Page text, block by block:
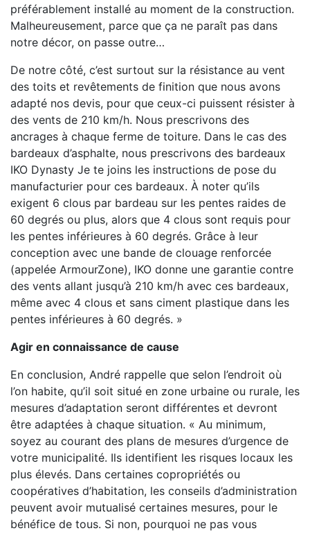
préférablement installé au moment de la construction.
Malheureusement, parce que ça ne paraît pas dans
notre décor, on passe outre…
De notre côté, c’est surtout sur la résistance au vent
des toits et revêtements de finition que nous avons
adapté nos devis, pour que ceux-ci puissent résister à
des vents de 210 km/h. Nous prescrivons des
ancrages à chaque ferme de toiture. Dans le cas des
bardeaux d’asphalte, nous prescrivons des bardeaux
IKO Dynasty Je te joins les instructions de pose du
manufacturier pour ces bardeaux. À noter qu’ils
exigent 6 clous par bardeau sur les pentes raides de
60 degrés ou plus, alors que 4 clous sont requis pour
les pentes inférieures à 60 degrés. Grâce à leur
conception avec une bande de clouage renforcée
(appelée ArmourZone), IKO donne une garantie contre
des vents allant jusqu’à 210 km/h avec ces bardeaux,
même avec 4 clous et sans ciment plastique dans les
pentes inférieures à 60 degrés. »
Agir en connaissance de cause
En conclusion, André rappelle que selon l’endroit où
l’on habite, qu’il soit situé en zone urbaine ou rurale, les
mesures d’adaptation seront différentes et devront
être adaptées à chaque situation. « Au minimum,
soyez au courant des plans de mesures d’urgence de
votre municipalité. Ils identifient les risques locaux les
plus élevés. Dans certaines copropriétés ou
coopératives d’habitation, les conseils d’administration
peuvent avoir mutualisé certaines mesures, pour le
bénéfice de tous. Si non, pourquoi ne pas vous